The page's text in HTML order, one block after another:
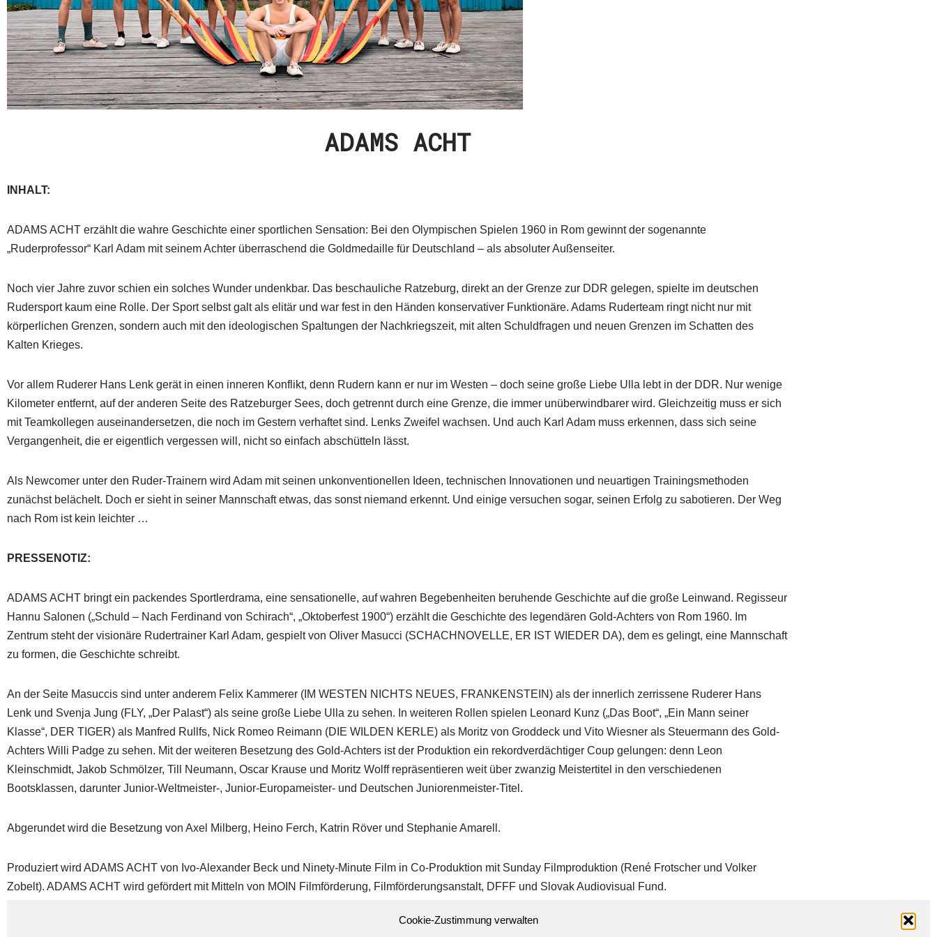
Cookie-Zustimmung verwalten
ADAMS ACHT
INHALT:
ADAMS ACHT erzählt die wahre Geschichte einer sportlichen Sensation: Bei den Olympischen Spielen 1960 in Rom gewinnt der sogenannte
„Ruderprofessor“ Karl Adam mit seinem Achter überraschend die Goldmedaille für Deutschland – als absoluter Außenseiter.
Noch vier Jahre zuvor schien ein solches Wunder undenkbar. Das beschauliche Ratzeburg, direkt an der Grenze zur DDR gelegen, spielte im deutschen
Rudersport kaum eine Rolle. Der Sport selbst galt als elitär und war fest in den Händen konservativer Funktionäre. Adams Ruderteam ringt nicht nur mit
körperlichen Grenzen, sondern auch mit den ideologischen Spaltungen der Nachkriegszeit, mit alten Schuldfragen und neuen Grenzen im Schatten des
Kalten Krieges.
Vor allem Ruderer Hans Lenk gerät in einen inneren Konflikt, denn Rudern kann er nur im Westen – doch seine große Liebe Ulla lebt in der DDR. Nur wenige
Kilometer entfernt, auf der anderen Seite des Ratzeburger Sees, doch getrennt durch eine Grenze, die immer unüberwindbarer wird. Gleichzeitig muss er sich
mit Teamkollegen auseinandersetzen, die noch im Gestern verhaftet sind. Lenks Zweifel wachsen. Und auch Karl Adam muss erkennen, dass sich seine
Vergangenheit, die er eigentlich vergessen will, nicht so einfach abschütteln lässt.
Als Newcomer unter den Ruder-Trainern wird Adam mit seinen unkonventionellen Ideen, technischen Innovationen und neuartigen Trainingsmethoden
zunächst belächelt. Doch er sieht in seiner Mannschaft etwas, das sonst niemand erkennt. Und einige versuchen sogar, seinen Erfolg zu sabotieren. Der Weg
nach Rom ist kein leichter …
PRESSENOTIZ:
ADAMS ACHT bringt ein packendes Sportlerdrama, eine sensationelle, auf wahren Begebenheiten beruhende Geschichte auf die große Leinwand. Regisseur
Hannu Salonen („Schuld – Nach Ferdinand von Schirach“, „Oktoberfest 1900“) erzählt die Geschichte des legendären Gold-Achters von Rom 1960. Im
Zentrum steht der visionäre Rudertrainer Karl Adam, gespielt von Oliver Masucci (SCHACHNOVELLE, ER IST WIEDER DA), dem es gelingt, eine Mannschaft
zu formen, die Geschichte schreibt.
An der Seite Masuccis sind unter anderem Felix Kammerer (IM WESTEN NICHTS NEUES, FRANKENSTEIN) als der innerlich zerrissene Ruderer Hans
Lenk und Svenja Jung (FLY, „Der Palast“) als seine große Liebe Ulla zu sehen. In weiteren Rollen spielen Leonard Kunz („Das Boot“, „Ein Mann seiner
Klasse“, DER TIGER) als Manfred Rullfs, Nick Romeo Reimann (DIE WILDEN KERLE) als Moritz von Groddeck und Vito Wiesner als Steuermann des Gold-
Achters Willi Padge zu sehen. Mit der weiteren Besetzung des Gold-Achters ist der Produktion ein rekordverdächtiger Coup gelungen: denn Leon
Kleinschmidt, Jakob Schmölzer, Till Neumann, Oscar Krause und Moritz Wolff repräsentieren weit über zwanzig Meistertitel in den verschiedenen
Bootsklassen, darunter Junior-Weltmeister-, Junior-Europameister- und Deutschen Juniorenmeister-Titel.
Abgerundet wird die Besetzung von Axel Milberg, Heino Ferch, Katrin Röver und Stephanie Amarell.
Produziert wird ADAMS ACHT von Ivo-Alexander Beck und Ninety-Minute Film in Co-Produktion mit Sunday Filmproduktion (René Frotscher und Volker
Zobelt). ADAMS ACHT wird gefördert mit Mitteln von MOIN Filmförderung, Filmförderungsanstalt, DFFF und Slovak Audiovisual Fund.
Der Film wird an Originalschauplätzen in Ratzeburg und in der Slowakei gedreht.